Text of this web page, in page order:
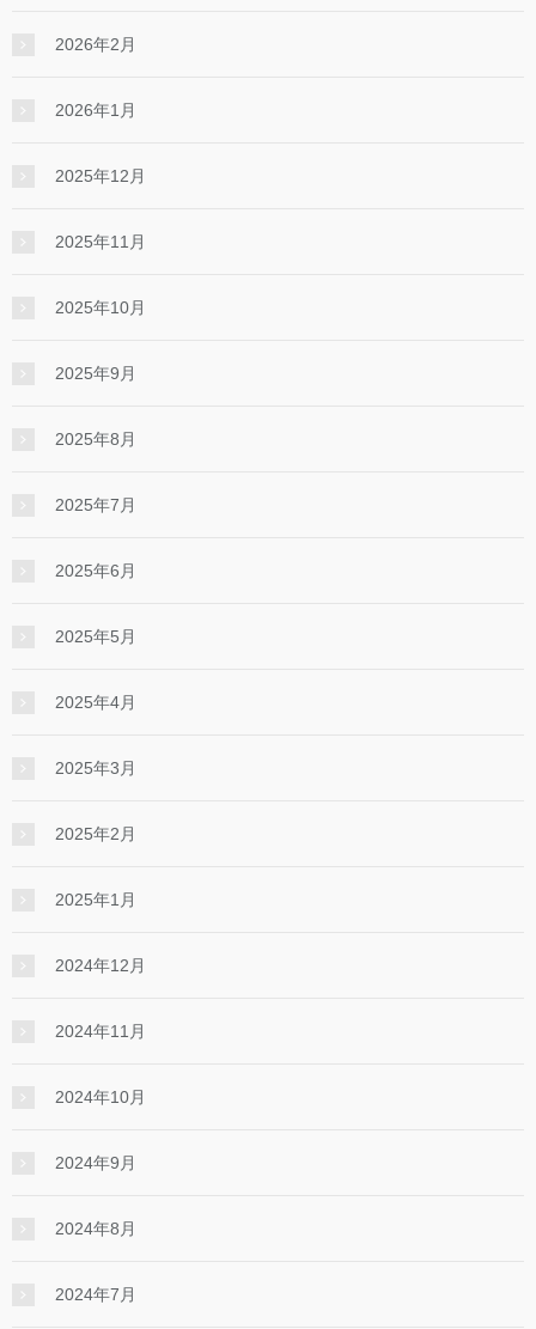
2026年2月
2026年1月
2025年12月
2025年11月
2025年10月
2025年9月
2025年8月
2025年7月
2025年6月
2025年5月
2025年4月
2025年3月
2025年2月
2025年1月
2024年12月
2024年11月
2024年10月
2024年9月
2024年8月
2024年7月